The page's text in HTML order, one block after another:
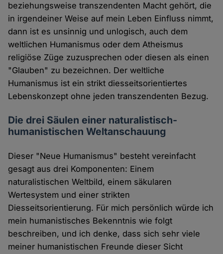
beziehungsweise transzendenten Macht gehört, die
in irgendeiner Weise auf mein Leben Einfluss nimmt,
dann ist es unsinnig und unlogisch, auch dem
weltlichen Humanismus oder dem Atheismus
religiöse Züge zuzusprechen oder diesen als einen
"Glauben" zu bezeichnen. Der weltliche
Humanismus ist ein strikt diesseitsorientiertes
Lebenskonzept ohne jeden transzendenten Bezug.
Die drei Säulen einer naturalistisch-
humanistischen Weltanschauung
Dieser "Neue Humanismus" besteht vereinfacht
gesagt aus drei Komponenten: Einem
naturalistischen Weltbild, einem säkularen
Wertesystem und einer strikten
Diesseitsorientierung. Für mich persönlich würde ich
mein humanistisches Bekenntnis wie folgt
beschreiben, und ich denke, dass sich sehr viele
meiner humanistischen Freunde dieser Sicht